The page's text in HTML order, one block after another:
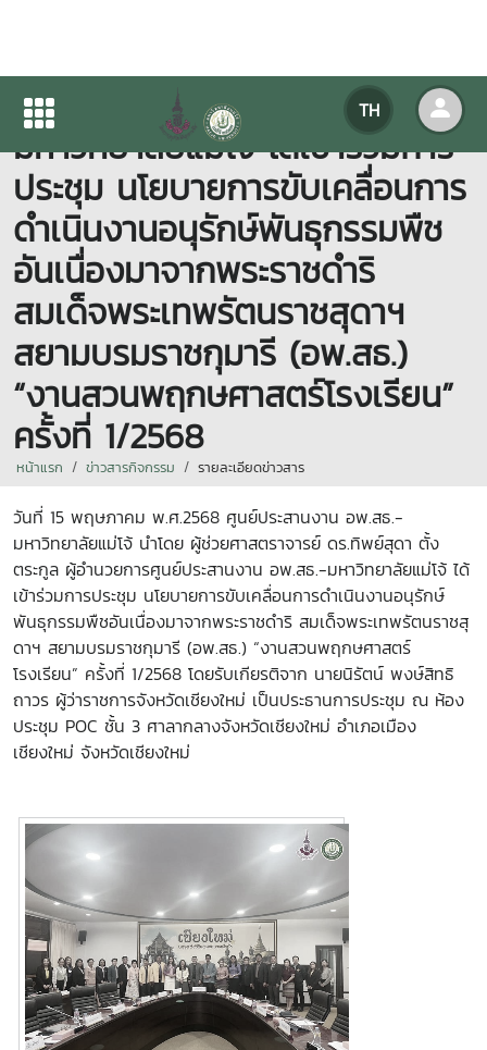
TH
ศูนย์ประสานงาน อพ.สธ.-
มหาวิทยาลัยแม่โจ้ ได้เข้าร่วมการ
ประชุม นโยบายการขับเคลื่อนการ
ดำเนินงานอนุรักษ์พันธุกรรมพืช
อันเนื่องมาจากพระราชดำริ
สมเด็จพระเทพรัตนราชสุดาฯ
สยามบรมราชกุมารี (อพ.สธ.)
“งานสวนพฤกษศาสตร์โรงเรียน”
ครั้งที่ 1/2568
หน้าแรก ข่าวสารกิจกรรม รายละเอียดข่าวสาร
วันที่ 15 พฤษภาคม พ.ศ.2568 ศูนย์ประสานงาน อพ.สธ.-
มหาวิทยาลัยแม่โจ้ นำโดย ผู้ช่วยศาสตราจารย์ ดร.ทิพย์สุดา ตั้ง
ตระกูล ผู้อำนวยการศูนย์ประสานงาน อพ.สธ.-มหาวิทยาลัยแม่โจ้ ได้
เข้าร่วมการประชุม นโยบายการขับเคลื่อนการดำเนินงานอนุรักษ์
พันธุกรรมพืชอันเนื่องมาจากพระราชดำริ สมเด็จพระเทพรัตนราชสุ
ดาฯ สยามบรมราชกุมารี (อพ.สธ.) “งานสวนพฤกษศาสตร์
โรงเรียน” ครั้งที่ 1/2568 โดยรับเกียรติจาก นายนิรัตน์ พงษ์สิทธิ
ถาวร ผู้ว่าราชการจังหวัดเชียงใหม่ เป็นประธานการประชุม ณ ห้อง
ประชุม POC ชั้น 3 ศาลากลางจังหวัดเชียงใหม่ อำเภอเมือง
เชียงใหม่ จังหวัดเชียงใหม่